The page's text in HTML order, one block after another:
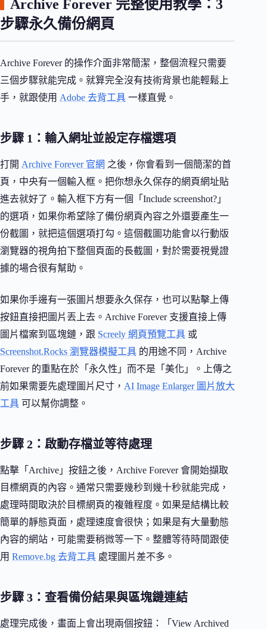
Archive Forever 完整使用教學：3
步驟永久備份網頁
Archive Forever 的操作介面非常簡潔，整個流程只需要
三個步驟就能完成。就算完全沒有技術背景也能輕鬆上
手，就跟使用 Adobe 去背工具 一樣直覺。
步驟 1：輸入網址並設定存檔選項
打開 Archive Forever 官網 之後，你會看到一個簡潔的首
頁，中央有一個輸入框。把你想永久保存的網頁網址貼
進去就好了。輸入框下方有一個「Include screenshot?」
的選項，如果你希望除了備份網頁內容之外還要產生一
份截圖，就把這個選項打勾。這個截圖功能會以行動版
瀏覽器的視角拍下整個頁面的長截圖，對於需要視覺證
據的場合很有幫助。
如果你手邊有一張圖片想要永久保存，也可以點擊上傳
按鈕直接把圖片丟上去。Archive Forever 支援直接上傳
圖片檔案到區塊鏈，跟 Screely 網頁預覽工具 或
Screenshot.Rocks 瀏覽器模擬工具 的用途不同，Archive
Forever 的重點在於「永久性」而不是「美化」。上傳之
前如果需要先處理圖片尺寸， AI Image Enlarger 圖片放大
工具 可以幫你調整。
步驟 2：啟動存檔並等待處理
點擊「Archive」按鈕之後，Archive Forever 會開始擷取
目標網頁的內容。通常只需要幾秒到幾十秒就能完成，
處理時間取決於目標網頁的複雜程度。如果是結構比較
簡單的靜態頁面，處理速度會很快；如果是有大量動態
內容的網站，可能需要稍微等一下。整體等待時間跟使
用 Remove.bg 去背工具 處理圖片差不多。
步驟 3：查看備份結果與區塊鏈連結
處理完成後，畫面上會出現兩個按鈕：「View Archived